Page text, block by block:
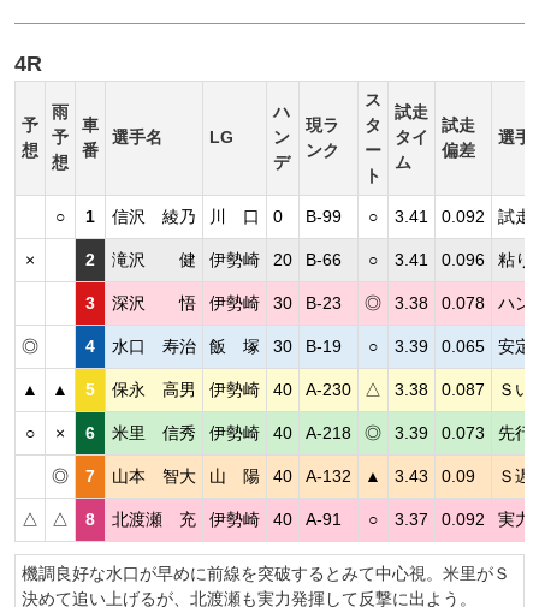
4R
予
想
雨
予
想
車
番
選手名 LG
ハ
ン
デ
現ラ
ンク
ス
タ
ー
ト
試走
タイ
ム
試走
偏差
選手
○ 1 信沢 綾乃 川 口 0 B-99 ○ 3.41 0.092 試走
× 2 滝沢 健 伊勢崎 20 B-66 ○ 3.41 0.096 粘り
3 深沢 悟 伊勢崎 30 B-23 ◎ 3.38 0.078 ハン
◎ 4 水口 寿治 飯 塚 30 B-19 ○ 3.39 0.065 安定
▲ ▲ 5 保永 高男 伊勢崎 40 A-230 △ 3.38 0.087 Ｓい
○ × 6 米里 信秀 伊勢崎 40 A-218 ◎ 3.39 0.073 先行
◎ 7 山本 智大 山 陽 40 A-132 ▲ 3.43 0.09 Ｓ遅
△ △ 8 北渡瀬 充 伊勢崎 40 A-91 ○ 3.37 0.092 実力
機調良好な水口が早めに前線を突破するとみて中心視。米里がＳ
決めて追い上げるが、北渡瀬も実力発揮して反撃に出よう。